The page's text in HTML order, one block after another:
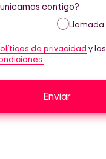
contigo?
Llamada
de privacidad y los
Enviar